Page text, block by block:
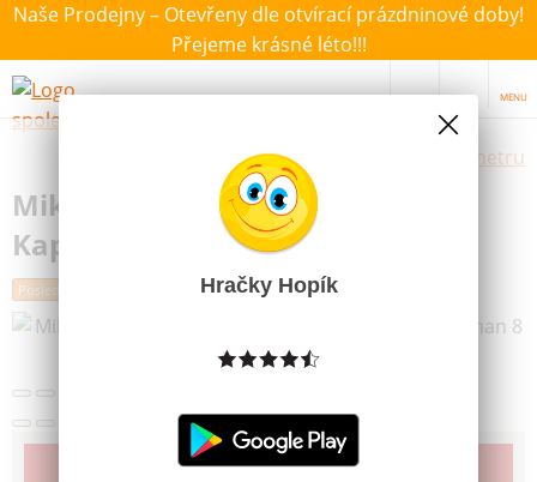
Naše Prodejny – Otevřeny dle otvírací prázdninové doby!
Přejeme krásné léto!!!
MENU
Výběr hraček dle zvoleného parametru
Mikro Trading Plastová Pistole
Kapslovka Powerman 8 ran
Poslední šance
Produkt již bohužel není dostupný
Hračky Hopík